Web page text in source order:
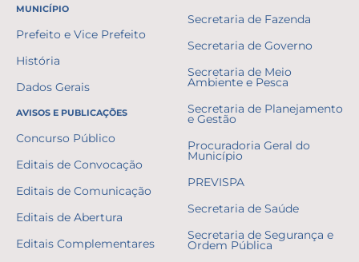
MUNICÍPIO
Prefeito e Vice Prefeito
História
Dados Gerais
AVISOS E PUBLICAÇÕES
Concurso Público
Editais de Convocação
Editais de Comunicação
Editais de Abertura
Editais Complementares
Secretaria de Fazenda
Secretaria de Governo
Secretaria de Meio
Ambiente e Pesca
Secretaria de Planejamento
e Gestão
Procuradoria Geral do
Município
PREVISPA
Secretaria de Saúde
Secretaria de Segurança e
Ordem Pública